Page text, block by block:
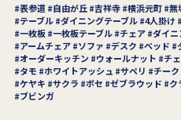
表参道 自由が丘 吉祥寺 横浜元町 無
テーブル ダイニングテーブル 4人掛け
一枚板 一枚板テーブル チェア ダイ
アームチェア
ソファ デスク ベッド
オーダーキッチン
ウォールナット チ
タモ
ホワイトアッシュ サペリ チーク
ケヤキ
サクラ ボセ ゼブラウッド ク
ブビンガ